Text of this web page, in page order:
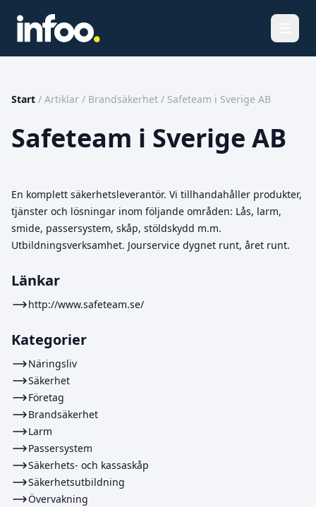
Start / Artiklar / Brandsäkerhet / Safeteam i Sverige AB
Safeteam i Sverige AB
En komplett säkerhetsleverantör. Vi tillhandahåller produkter,
tjänster och lösningar inom följande områden: Lås, larm,
smide, passersystem, skåp, stöldskydd m.m.
Utbildningsverksamhet. Jourservice dygnet runt, året runt.
Länkar
http://www.safeteam.se/
Kategorier
Näringsliv
Säkerhet
Företag
Brandsäkerhet
Larm
Passersystem
Säkerhets- och kassaskåp
Säkerhetsutbildning
Övervakning